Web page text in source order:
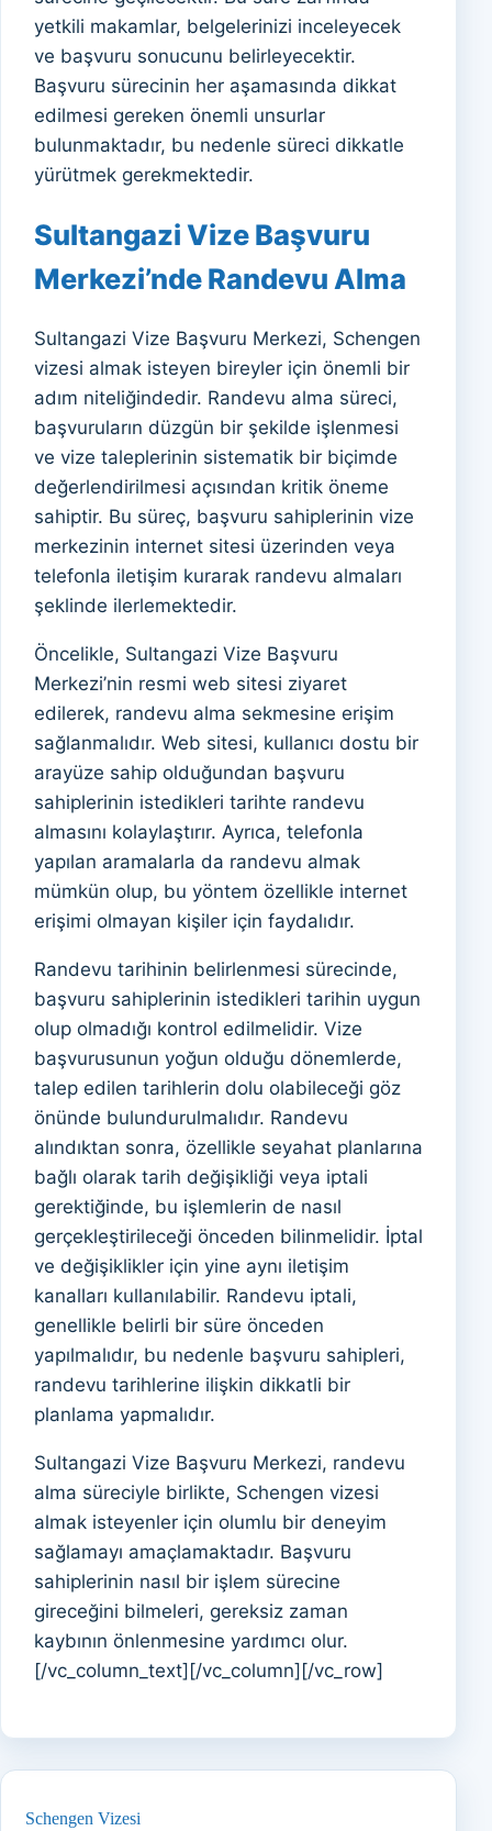
Schengen Vizesi
yetkili makamlar, belgelerinizi inceleyecek
ve başvuru sonucunu belirleyecektir.
Başvuru sürecinin her aşamasında dikkat
edilmesi gereken önemli unsurlar
bulunmaktadır, bu nedenle süreci dikkatle
yürütmek gerekmektedir.
Sultangazi Vize Başvuru
Merkezi’nde Randevu Alma
Sultangazi Vize Başvuru Merkezi, Schengen
vizesi almak isteyen bireyler için önemli bir
adım niteliğindedir. Randevu alma süreci,
başvuruların düzgün bir şekilde işlenmesi
ve vize taleplerinin sistematik bir biçimde
değerlendirilmesi açısından kritik öneme
sahiptir. Bu süreç, başvuru sahiplerinin vize
merkezinin internet sitesi üzerinden veya
telefonla iletişim kurarak randevu almaları
şeklinde ilerlemektedir.
Öncelikle, Sultangazi Vize Başvuru
Merkezi’nin resmi web sitesi ziyaret
edilerek, randevu alma sekmesine erişim
sağlanmalıdır. Web sitesi, kullanıcı dostu bir
arayüze sahip olduğundan başvuru
sahiplerinin istedikleri tarihte randevu
almasını kolaylaştırır. Ayrıca, telefonla
yapılan aramalarla da randevu almak
mümkün olup, bu yöntem özellikle internet
erişimi olmayan kişiler için faydalıdır.
Randevu tarihinin belirlenmesi sürecinde,
başvuru sahiplerinin istedikleri tarihin uygun
olup olmadığı kontrol edilmelidir. Vize
başvurusunun yoğun olduğu dönemlerde,
talep edilen tarihlerin dolu olabileceği göz
önünde bulundurulmalıdır. Randevu
alındıktan sonra, özellikle seyahat planlarına
bağlı olarak tarih değişikliği veya iptali
gerektiğinde, bu işlemlerin de nasıl
gerçekleştirileceği önceden bilinmelidir. İptal
ve değişiklikler için yine aynı iletişim
kanalları kullanılabilir. Randevu iptali,
genellikle belirli bir süre önceden
yapılmalıdır, bu nedenle başvuru sahipleri,
randevu tarihlerine ilişkin dikkatli bir
planlama yapmalıdır.
Sultangazi Vize Başvuru Merkezi, randevu
alma süreciyle birlikte, Schengen vizesi
almak isteyenler için olumlu bir deneyim
sağlamayı amaçlamaktadır. Başvuru
sahiplerinin nasıl bir işlem sürecine
gireceğini bilmeleri, gereksiz zaman
kaybının önlenmesine yardımcı olur.
[/vc_column_text][/vc_column][/vc_row]